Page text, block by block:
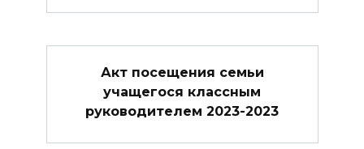
Акт посещения семьи
учащегося классным
руководителем 2023-2023